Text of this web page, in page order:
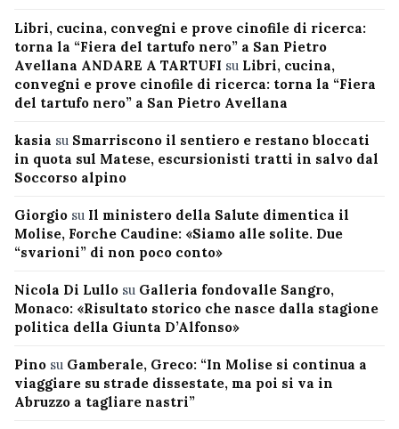
Libri, cucina, convegni e prove cinofile di ricerca:
torna la “Fiera del tartufo nero” a San Pietro
Avellana ANDARE A TARTUFI su Libri, cucina,
convegni e prove cinofile di ricerca: torna la “Fiera
del tartufo nero” a San Pietro Avellana
kasia su Smarriscono il sentiero e restano bloccati
in quota sul Matese, escursionisti tratti in salvo dal
Soccorso alpino
Giorgio su Il ministero della Salute dimentica il
Molise, Forche Caudine: «Siamo alle solite. Due
“svarioni” di non poco conto»
Nicola Di Lullo su Galleria fondovalle Sangro,
Monaco: «Risultato storico che nasce dalla stagione
politica della Giunta D’Alfonso»
Pino su Gamberale, Greco: “In Molise si continua a
viaggiare su strade dissestate, ma poi si va in
Abruzzo a tagliare nastri”